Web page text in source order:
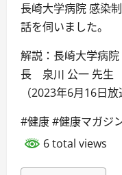
長崎大学病院 感染
話を伺いました。
解説：長崎大学病
長 泉川 公一 先生
（2023年6月16日放
#健康 #健康マガジ
6 total views